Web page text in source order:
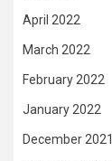
April 2022
March 2022
February 2022
January 2022
December 2021